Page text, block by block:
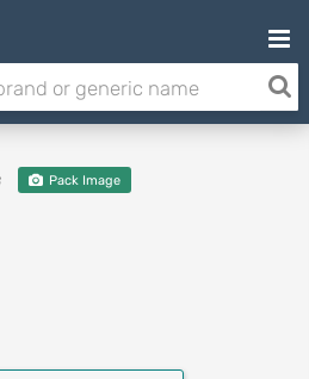
Pack Image